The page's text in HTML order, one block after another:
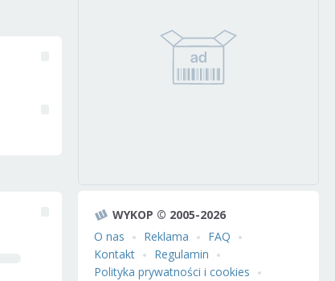
WYKOP © 2005-2026
O nas
Reklama
FAQ
Kontakt
Regulamin
Polityka prywatności i cookies